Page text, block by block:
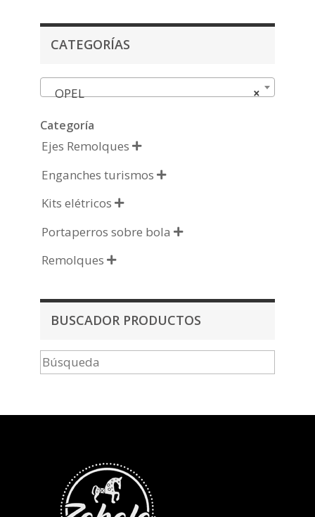
CATEGORÍAS
×
OPEL
Categoría
Ejes Remolques 
Enganches turismos 
Kits elétricos 
Portaperros sobre bola 
Remolques 
BUSCADOR PRODUCTOS